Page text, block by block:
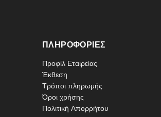
ΠΛΗΡΟΦΟΡΊΕΣ
Προφίλ Εταιρείας
Έκθεση
Τρόποι πληρωμής
Όροι χρήσης
Πολιτική Απορρήτου